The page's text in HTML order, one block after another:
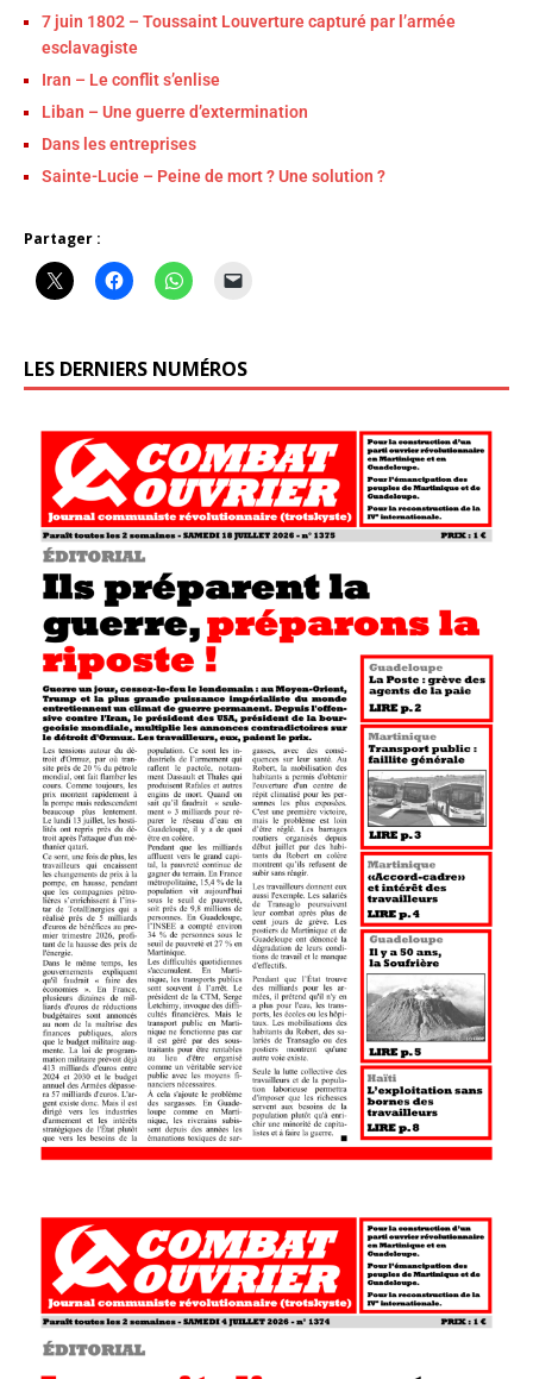
7 juin 1802 – Toussaint Louverture capturé par l’armée
esclavagiste
Iran – Le conflit s’enlise
Liban – Une guerre d’extermination
Dans les entreprises
Sainte-Lucie – Peine de mort ? Une solution ?
Partager :
LES DERNIERS NUMÉROS